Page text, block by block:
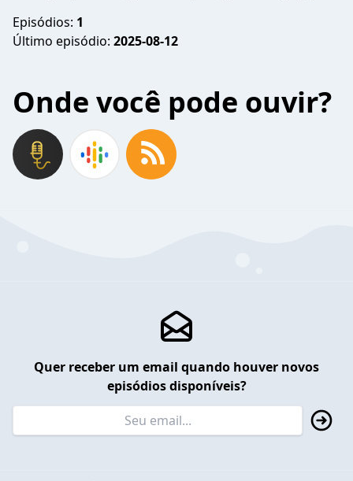
Episódios: 1
Último episódio: 2025-08-12
Onde você pode ouvir?
Quer receber um email quando houver novos
episódios disponíveis?